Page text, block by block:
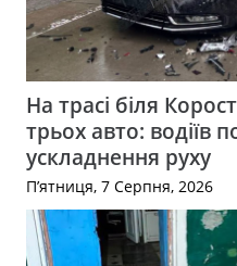
На трасі біля
трьох авто: водіїв
ускладнення руху
П’ятниця, 7 Серпня, 2026